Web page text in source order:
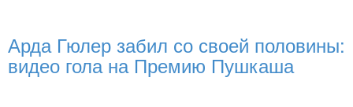
Арда Гюлер забил со своей половины:
видео гола на Премию Пушкаша